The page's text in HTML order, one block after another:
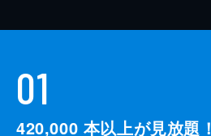
01
420,000 本以上が見放題！